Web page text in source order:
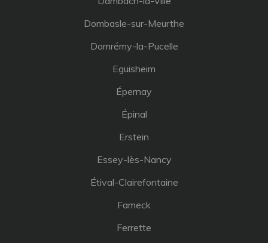
Dombasle-sur-Meurthe
Domrémy-la-Pucelle
Eguisheim
Épernay
Épinal
Erstein
Essey-lès-Nancy
Étival-Clairefontaine
Fameck
Ferrette